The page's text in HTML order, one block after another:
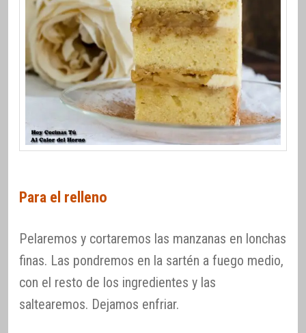
Para el relleno
Pelaremos y cortaremos las manzanas en lonchas
finas. Las pondremos en la sartén a fuego medio,
con el resto de los ingredientes y las
saltearemos. Dejamos enfriar.